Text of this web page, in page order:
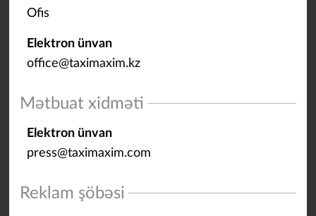
Ofis
Elektron ünvan
office@taximaxim.kz
Mətbuat xidməti
Elektron ünvan
press@taximaxim.com
Reklam şöbəsi